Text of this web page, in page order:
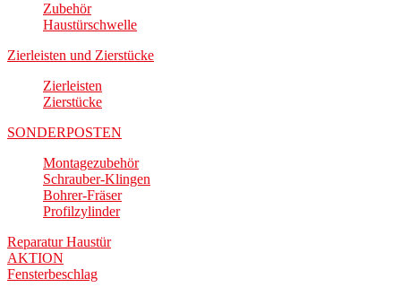
Zubehör
Haustürschwelle
Zierleisten und Zierstücke
Zierleisten
Zierstücke
SONDERPOSTEN
Montagezubehör
Schrauber-Klingen
Bohrer-Fräser
Profilzylinder
Reparatur Haustür
AKTION
Fensterbeschlag